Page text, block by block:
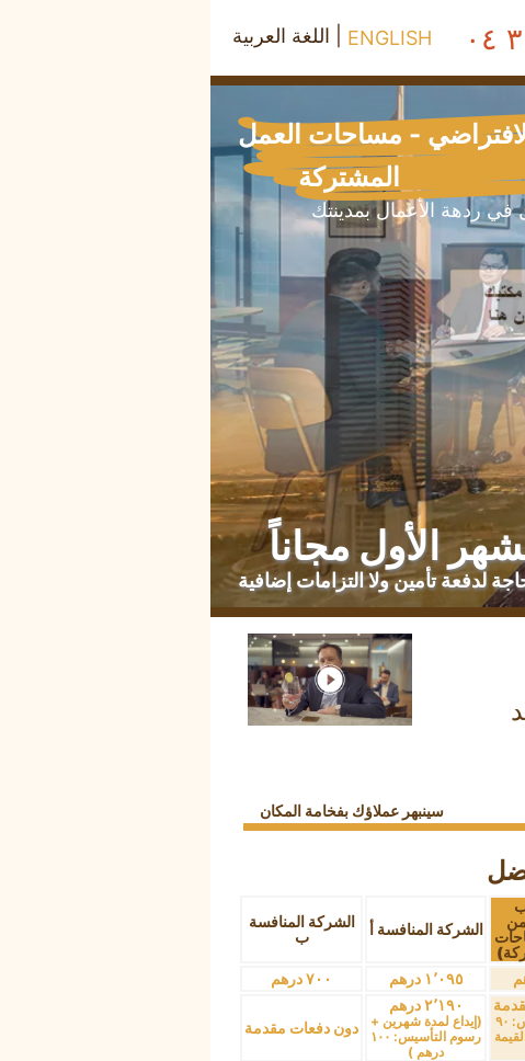
ENGLISH اللغة العربية
- مساحات العمل
المشتركة
في ردهة الأعمال بمدينتك
الأول مجاناً
لدفعة تأمين ولا التزامات إضافية
سينبهر عملاؤك بفخامة المكان
من
الشركة المنافسة أ
الشركة المنافسة
ب
١٬٠٩٥ درهم ٧٠٠ درهم
(رسوم التأسيس: ٩٠
٢٬١٩٠ درهم
(إيداع لمدة شهرين +
رسوم التأسيس: ١٠٠
درهم )
دون دفعات مقدمة